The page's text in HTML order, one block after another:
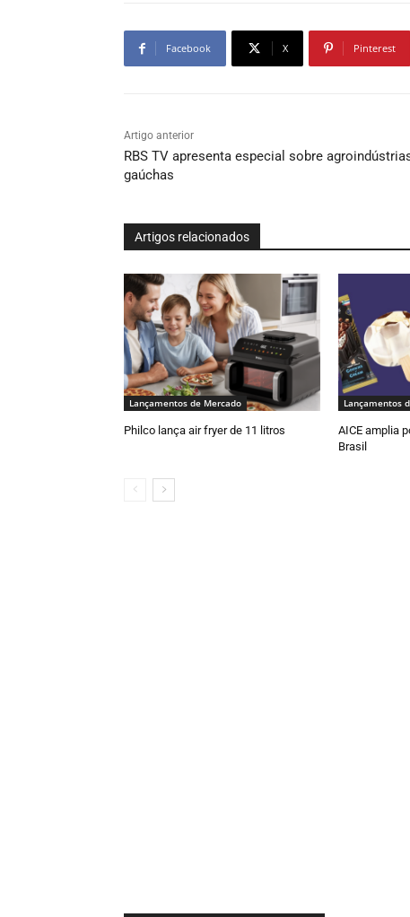
Facebook X Pinterest
Artigo anterior
RBS TV apresenta especial sobre
gaúchas
Artigos relacionados
Lançamentos de Mercado
Philco lança air fryer de 11 litros
Lançamentos
AICE amplia
Brasil